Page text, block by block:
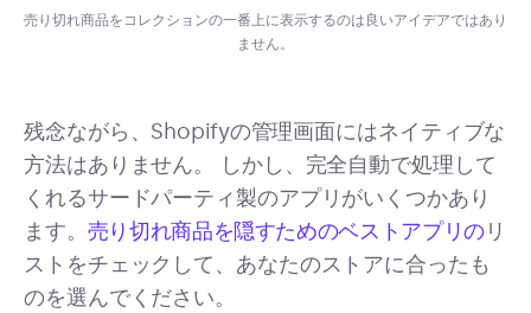
売り切れ商品をコレクションの一番上に表示するのは良いアイデアではあり
ません。
残念ながら、Shopifyの管理画面にはネイティブな
方法はありません。 しかし、完全自動で処理して
くれるサードパーティ製のアプリがいくつかあり
ます。 売り切れ商品を隠すためのベストアプリのリ
ストをチェックして、あなたのストアに合ったも
のを選んでください。